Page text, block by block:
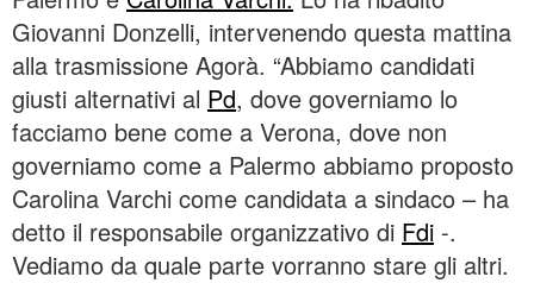
Giovanni Donzelli, intervenendo questa mattina
alla trasmissione Agorà. “Abbiamo candidati
giusti alternativi al Pd, dove governiamo lo
facciamo bene come a Verona, dove non
governiamo come a Palermo abbiamo proposto
Carolina Varchi come candidata a sindaco – ha
detto il responsabile organizzativo di Fdi -.
Vediamo da quale parte vorranno stare gli altri.